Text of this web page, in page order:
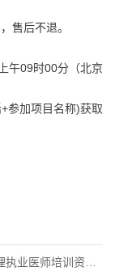
售后不退。
午09时00分（北京
参加项目名称)获取
培训资质准入项目竞